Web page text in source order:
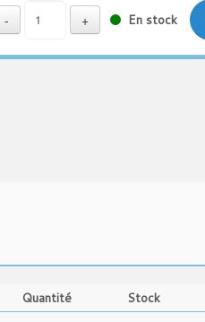
- + En stock
Quantité Stock